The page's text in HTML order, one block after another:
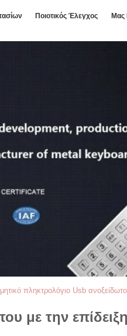
Ποιοτικός Έλεγχος Μας
πληκτρολόγιο Usb
με την